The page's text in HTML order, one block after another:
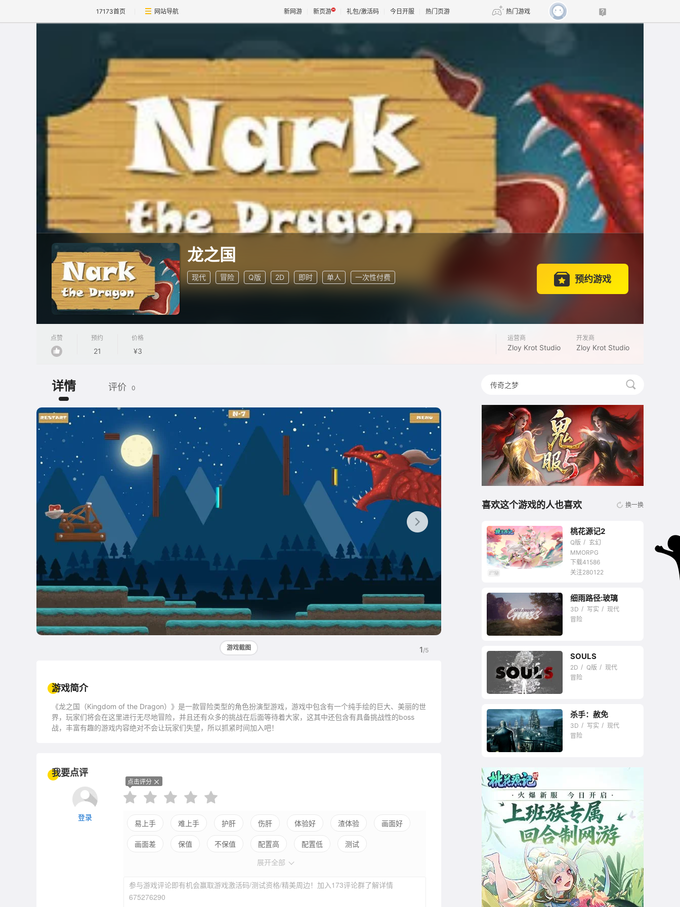
17173首页 网站导航 新网游 新页游 礼包/激活码 今日开服 热门页游 热门游戏
魔兽
天堂 剑网3旗舰版 新天龙八部
诛仙世界
龙之国
现代 冒险 Q版 2D 即时 单人 一次性付费 预约游戏
点赞 预约
21
价格
¥3
运营商
Zloy Krot Studio
开发商
Zloy Krot Studio
详情 评价 0
1/5
游戏截图
游戏简介
《龙之国（Kingdom of the Dragon）》是一款冒险类型的角色扮演型游戏，游戏中包含有一个纯手绘的巨大、美丽的世
界，玩家们将会在这里进行无尽地冒险，并且还有众多的挑战在后面等待着大家，这其中还包含有具备挑战性的boss
战，丰富有趣的游戏内容绝对不会让玩家们失望，所以抓紧时间加入吧！
我要点评
登录
点击评分
易上手 难上手 护肝 伤肝 体验好 渣体验 画面好
画面差 保值 不保值 配置高 配置低
测试
展开全部
参与游戏评论即有机会赢取游戏激活码/测试资格/精美周边！加入173评论群了解详情
675276290
喜欢这个游戏的人也喜欢 换一换
网游
桃花源记2
Q版
玄幻
MMORPG
下载41586
关注280122
细雨路径:玻璃
3D 写实
现代
冒险
SOULS
2D Q版
现代
冒险
杀手：赦免
3D 写实
现代
冒险